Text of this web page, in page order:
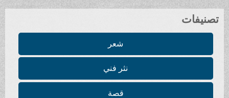
تصنيفات
شعر
نثر فني
قصة